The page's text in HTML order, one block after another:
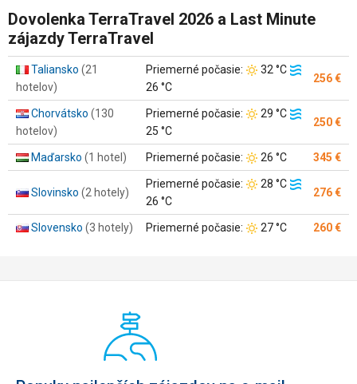
Dovolenka TerraTravel 2026 a Last Minute
zájazdy TerraTravel
Taliansko (21
hotelov)
Priemerné počasie:
Teplota
32 °C
vody:
26 °C
256 €
Chorvátsko (130
hotelov)
Priemerné počasie:
Teplota
29 °C
vody:
25 °C
250 €
Maďarsko (1 hotel) Priemerné počasie:
Teplota
vzduchu:
26 °C 345 €
Slovinsko (2 hotely)
Priemerné počasie:
Teplota
28 °C
vody:
26 °C
276 €
Slovensko (3 hotely) Priemerné počasie:
Teplota
27 °C 260 €